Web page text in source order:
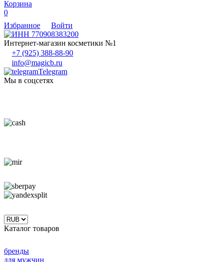
Корзина
0
Избранное
Войти
Интернет-магазин косметики №1
+7 (925) 388-88-90
info@magicb.ru
Telegram
Мы в соцсетях
Каталог товаров
бренды
для мужчин